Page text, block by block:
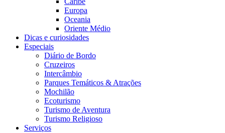
Europa
Oceania
Oriente Médio
Dicas e curiosidades
Especiais
Diário de Bordo
Cruzeiros
Intercâmbio
Parques Temáticos & Atrações
Mochilão
Ecoturismo
Turismo de Aventura
Turismo Religioso
Serviços